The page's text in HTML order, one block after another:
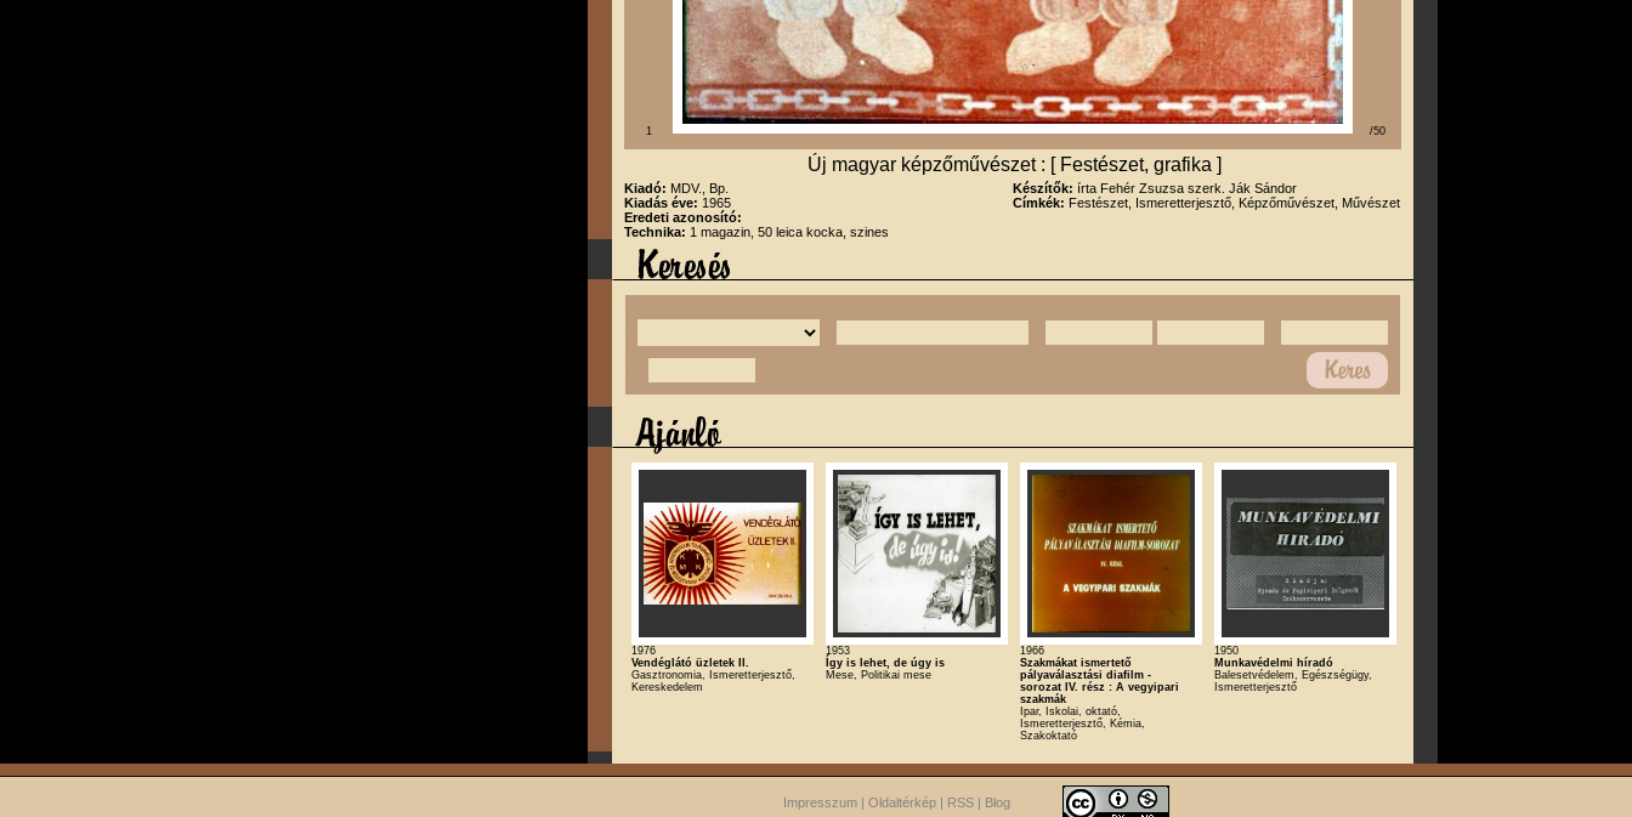
1 /50
Új magyar képzőművészet : [ Festészet, grafika ]
Kiadó: MDV., Bp.
Kiadás éve: 1965
Eredeti azonosító:
Technika: 1 magazin, 50 leica kocka, szines
Készítők: írta Fehér Zsuzsa szerk. Ják Sándor
Címkék: Festészet, Ismeretterjesztő, Képzőművészet, Művészet
1976
Vendéglátó üzletek II.
Gasztronomia, Ismeretterjesztő,
Kereskedelem
1953
Így is lehet, de úgy is
Mese, Politikai mese
1966
Szakmákat ismertető
pályaválasztási diafilm -
sorozat IV. rész : A vegyipari
szakmák
Ipar, Iskolai, oktató,
Ismeretterjesztő, Kémia,
Szakoktató
1950
Munkavédelmi híradó
Balesetvédelem, Egészségügy,
Ismeretterjesztő
Impresszum Oldaltérkép RSS Blog